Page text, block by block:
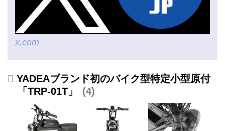
x.com
YADEAブランド初のバイク型特定小型原付
「TRP-01T」
4